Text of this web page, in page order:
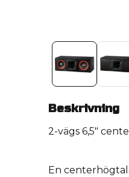
Beskrivning
2-vägs 6,5"
En